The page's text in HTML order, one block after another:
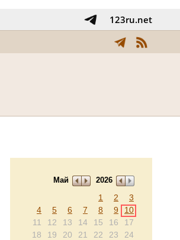
123ru.net
Май 2026
1 2
3
4
5 6 7 8 9
10
11
12 13 14 15 16
17
18
19 20 21 22 23
24